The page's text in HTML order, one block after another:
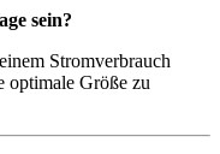
sein?
Stromverbrauch
optimale Größe zu